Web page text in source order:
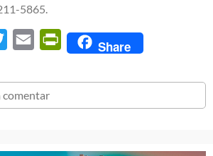
5865.
Twitter Email PrintFriendly
Share
comentar